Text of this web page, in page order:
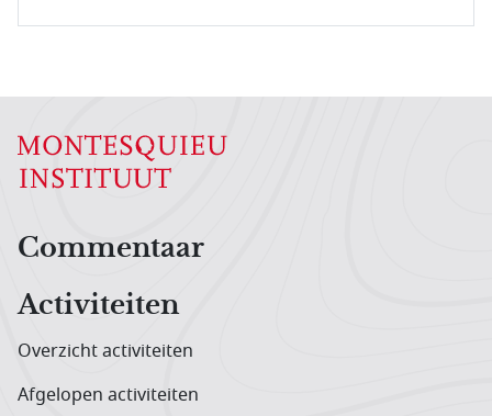
Hoofdnavigatiemenu
Commentaar
Activiteiten
Overzicht activiteiten
Afgelopen activiteiten